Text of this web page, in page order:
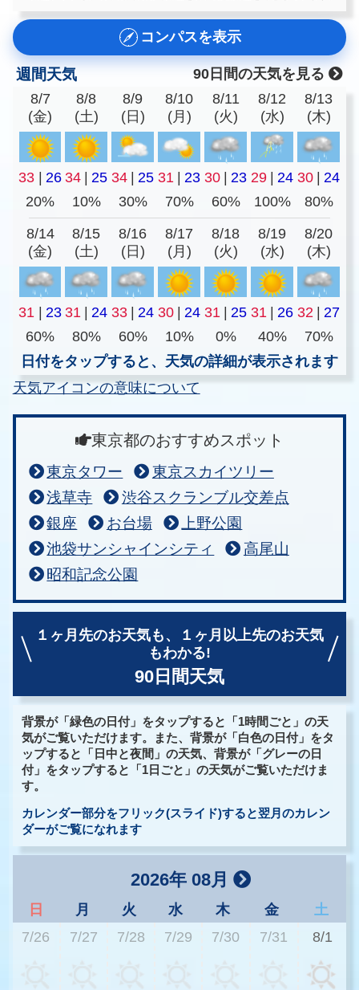
コンパスを表示
週間天気
90日間の天気を見る
8/7
(金)
8/8
(土)
8/9
(日)
8/10
(月)
8/11
(火)
8/12
(水)
8/13
(木)
33 26 34 25 34 25 31 23 30 23 29 24 30
24
20%
10% 30% 70% 60% 100% 80%
8/14
(金)
8/15
(土)
8/16
(日)
8/17
(月)
8/18
(火)
8/19
(水)
8/20
(木)
31 23 31 24 33 24 30 24 31 25 31 26 32
27
60%
80% 60% 10% 0% 40%
70%
日付をタップすると、天気の詳細が表示されます
天気アイコンの意味について
東京都のおすすめスポット
東京タワー
東京スカイツリー
浅草寺
渋谷スクランブル交差点
銀座
お台場
上野公園
池袋サンシャインシティ
高尾山
昭和記念公園
１ヶ月先のお天気も、
１ヶ月以上先のお天気
もわかる!
90日間天気
背景が「緑色の日付」をタップすると「1時間ごと」の天
気がご覧いただけます。また、背景が「白色の日付」をタ
ップすると「日中と夜間」の天気、背景が「グレーの日
付」をタップすると「1日ごと」の天気がご覧いただけま
す。
カレンダー部分をフリック(スライド)すると翌月のカレン
ダーがご覧になれます
2026年 08月
日 月 火 水 木 金
土
7/26
7/27 7/28 7/29 7/30 7/31 8/1